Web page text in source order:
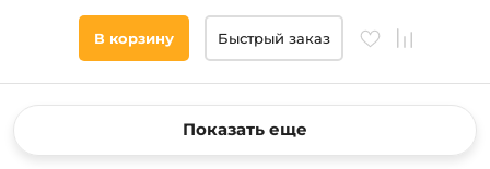
В корзину Быстрый заказ
Показать еще